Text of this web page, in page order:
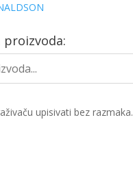
proizvoda:
upisivati bez razmaka.